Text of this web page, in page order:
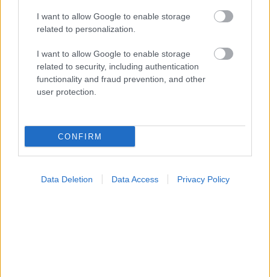
I want to allow Google to enable storage
related to personalization.
I want to allow Google to enable storage
related to security, including authentication
functionality and fraud prevention, and other
user protection.
CONFIRM
Data Deletion Data Access Privacy Policy
ΣΗΜΕΡΑ ΣΤΟ IATRONET.GR